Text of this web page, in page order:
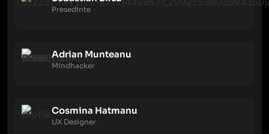
Presedinte
Adrian Munteanu
Mindhacker
Cosmina Hatmanu
UX Designer